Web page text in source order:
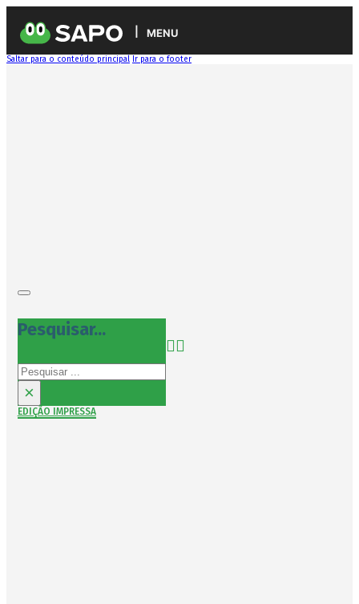
MENU
Saltar para o conteúdo principal Ir para o footer
Pesquisar...
Pesquisar
×
EDIÇÃO IMPRESSA